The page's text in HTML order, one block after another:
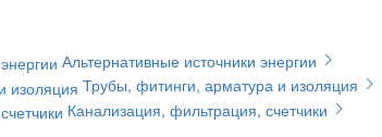
Альтернативные источники энергии
Трубы, фитинги, арматура и изоляция
Канализация, фильтрация, счетчики